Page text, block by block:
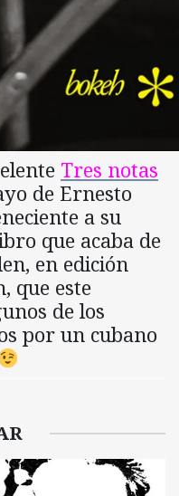
Tres notas
de Ernesto
a su
que acaba de
en edición
que este
de los
por un cubano